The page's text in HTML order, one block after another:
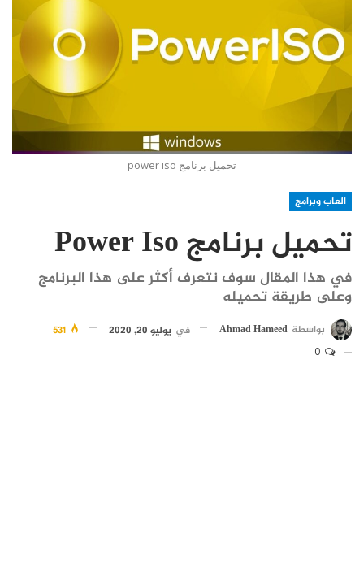
تحميل برنامج power iso
العاب وبرامج
تحميل برنامج Power Iso
في هذا المقال سوف نتعرف أكثر على هذا البرنامج
وعلى طريقة تحميله
بواسطة Ahmad Hameed في يوليو 20, 2020